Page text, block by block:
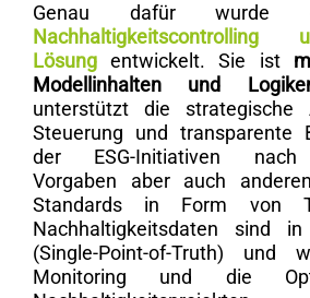
Genau dafür
Nachhaltigkeitscontrolling
Lösung entwickelt. Sie ist
Modellinhalten und
unterstützt die strategische
Steuerung und transparente
der ESG-Initiativen nach
Vorgaben aber auch
Standards in Form von
Nachhaltigkeitsdaten sind
(Single-Point-of-Truth) und
Monitoring und die